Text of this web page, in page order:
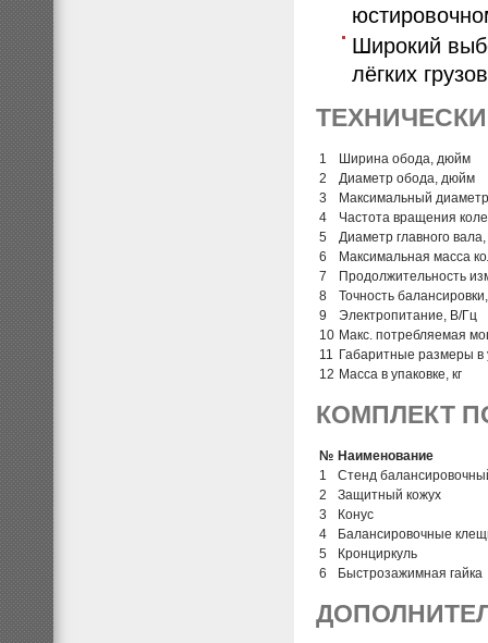
Широкий
лёгких
1
Ширина обода, дюйм
2
Диаметр обода, дюйм
3
Максимальный
4
Частота вращения
5
Диаметр главного
6
Максимальная масса
7
Продолжительность
8
Точность балансировки,
9
Электропитание, В/Гц
10 Макс. потребляемая
11 Габаритные размеры в
12 Масса в упаковке, кг
КОМПЛЕКТ
№ Наименование
1
Стенд
2
Защитный кожух
3
Конус
4
Балансировочные
5
Кронциркуль
6
Быстрозажимная гайка